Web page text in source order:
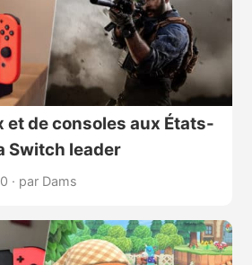
et de consoles aux États-
Switch leader
· par Dams